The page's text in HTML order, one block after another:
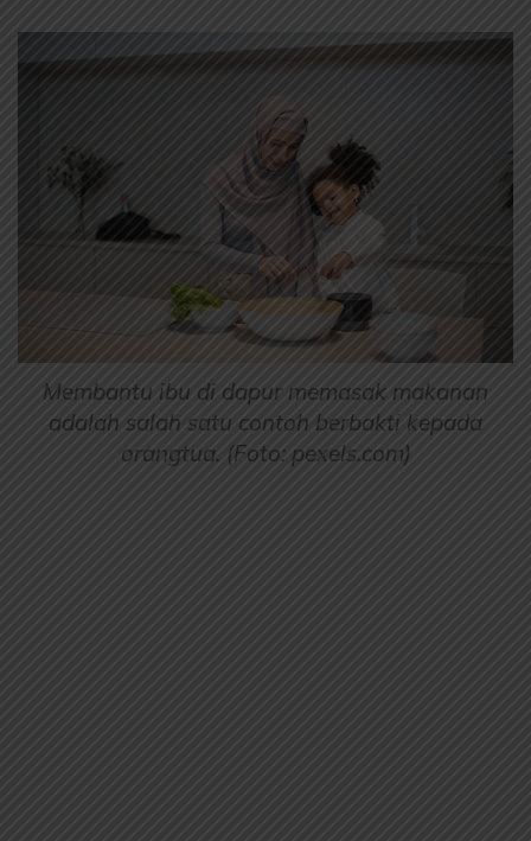
Membantu ibu di dapur memasak makanan
adalah salah satu contoh berbakti kepada
orangtua. (Foto: pexels.com)